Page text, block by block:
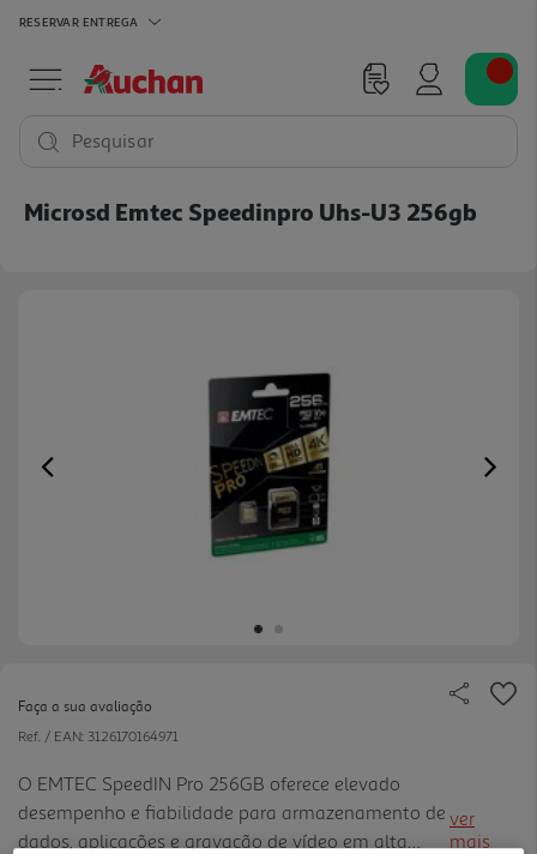
RESERVAR ENTREGA
Pesquisar
Microsd Emtec Speedinpro Uhs-U3 256gb
Previous
Faça a sua avaliação
Ref. / EAN: 3126170164971
O EMTEC SpeedIN Pro 256GB oferece elevado
desempenho e fiabilidade para armazenamento de
dados, aplicações e gravação de vídeo em alta
ver
mais